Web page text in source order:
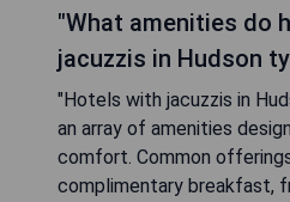
"What amenities do
jacuzzis in Hudson
"Hotels with jacuzzis in
an array of amenities
comfort. Common
complimentary breakfast,